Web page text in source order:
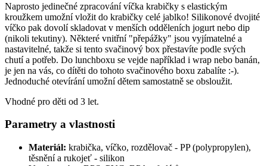
Naprosto jedinečné zpracování víčka krabičky s elastickým
kroužkem umožní vložit do krabičky celé jablko! Silikonové dvojité
víčko pak dovolí skladovat v menších odděleních jogurt nebo dip
(nikoli tekutiny). Některé vnitřní "přepážky" jsou vyjímatelné a
nastavitelné, takže si tento svačinový box přestavíte podle svých
chutí a potřeb. Do lunchboxu se vejde například i wrap nebo banán,
je jen na vás, co dítěti do tohoto svačinového boxu zabalíte :-).
Jednoduché otevírání umožní dětem samostatně se obsloužit.
Vhodné pro děti od 3 let.
Parametry a vlastnosti
Materiál: krabička, víčko, rozdělovač - PP (polypropylen),
těsnění a rukojeť - silikon